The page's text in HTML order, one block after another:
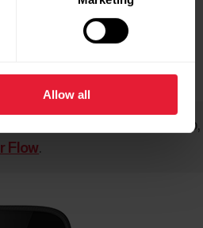
Allow all
web Polar Flow y en la app,
Flow.